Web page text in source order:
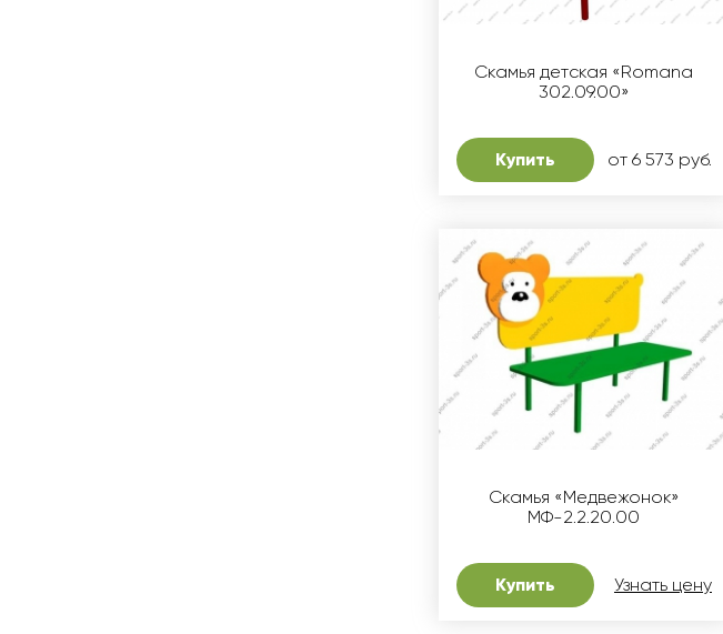
Скамья детская «Romana
302.09.00»
Купить от 6 573 руб.
Скамья «Медвежонок»
МФ-2.2.20.00
Купить Узнать цену